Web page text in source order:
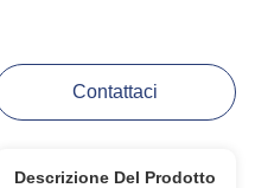
Contattaci
Descrizione Del Prodotto